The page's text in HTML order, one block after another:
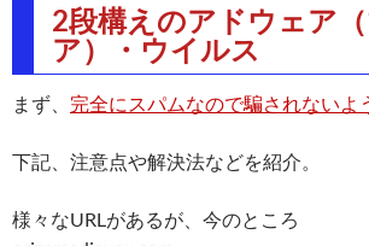
2段構えのアドウェア
ア）・ウイルス
まず、 完全にスパムなので騙されないよ
下記、注意点や解決法などを紹介。
様々なURLがあるが、今のところ